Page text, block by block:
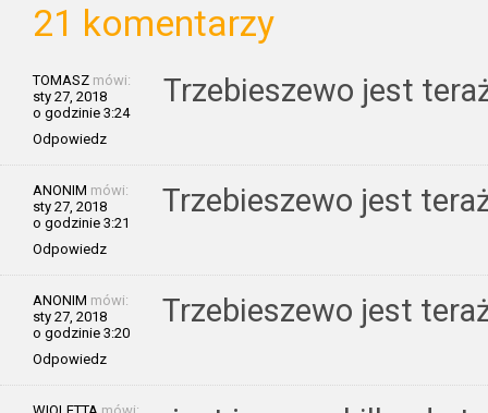
21 komentarzy
TOMASZ mówi:
sty 27, 2018
o godzinie 3:24
Odpowiedz
Trzebieszewo jest
ANONIM mówi:
sty 27, 2018
o godzinie 3:21
Odpowiedz
Trzebieszewo jest
ANONIM mówi:
sty 27, 2018
o godzinie 3:20
Odpowiedz
Trzebieszewo jest